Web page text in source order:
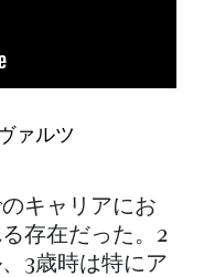
ァルツ
キャリアにお
存在だった。2
3歳時は特にア